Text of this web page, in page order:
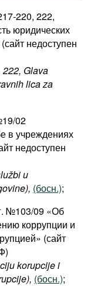
220, 222,
юридических
недоступен
Glava
lica za
02
в учреждениях
недоступен
u
(босн.);
№103/09 «Об
коррупции и
(сайт
korupcije i
(босн.);